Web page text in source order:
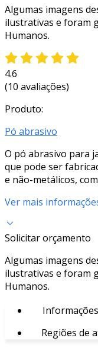
Algumas imagens
ilustrativas e foram
Humanos.
4.6
(10 avaliações)
Produto:
Pó abrasivo
O pó abrasivo para
que pode ser
e não-metálicos,
Ver mais
Solicitar orçamento
Algumas imagens
ilustrativas e foram
Humanos.
Regiões de